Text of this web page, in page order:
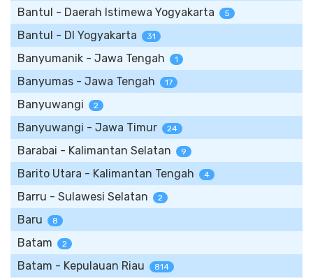
Bantul - Daerah Istimewa Yogyakarta 5
Bantul - DI Yogyakarta 31
Banyumanik - Jawa Tengah 1
Banyumas - Jawa Tengah 17
Banyuwangi 2
Banyuwangi - Jawa Timur 24
Barabai - Kalimantan Selatan 9
Barito Utara - Kalimantan Tengah 4
Barru - Sulawesi Selatan 2
Baru 8
Batam 2
Batam - Kepulauan Riau 814